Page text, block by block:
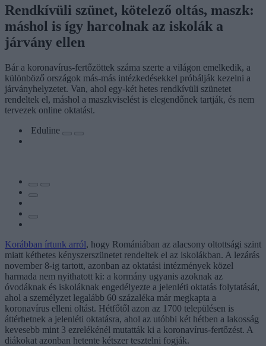
Rendkívüli szünet, kötelező oltás, maszk:
máshol is így harcolnak az iskolák a
járvány ellen
Bár a koronavírus-fertőzöttek száma szerte a világon emelkedik, a
különböző országok más-más intézkedésekkel próbálják kezelni a
járványhelyzetet. Van, ahol egy-két hetes rendkívüli szünetet
rendeltek el, máshol a maszkviselést is elegendőnek tartják, és nem
tervezek online oktatást.
Eduline
Korábban írtunk arról, hogy Romániában az alacsony oltottsági szint
miatt kéthetes kényszerszünetet rendeltek el az iskolákban. A lezárás
november 8-ig tartott, azonban az oktatási intézmények közel
harmada nem nyithatott ki: a kormány ugyanis azoknak az
óvodáknak és iskoláknak engedélyezte a jelenléti oktatás folytatását,
ahol a személyzet legalább 60 százaléka már megkapta a
koronavírus elleni oltást. Hétfőtől azon az 1700 településen is
áttérhetnek a jelenléti oktatásra, ahol az utóbbi két hétben a lakosság
kevesebb mint 3 ezrelékénél mutatták ki a koronavírus-fertőzést. A
diákokat azonban hetente kétszer tesztelni fogják.